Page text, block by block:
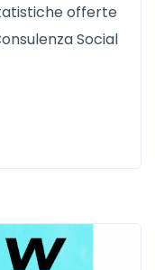
offerte
Social